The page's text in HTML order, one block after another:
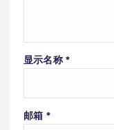
显示名称 *
邮箱 *